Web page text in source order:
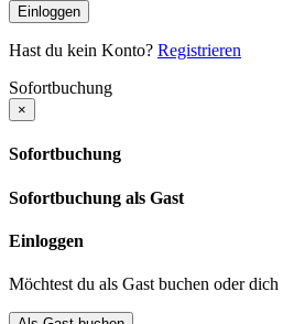
Einloggen
Hast du kein Konto? Registrieren
Sofortbuchung
×
Sofortbuchung
Sofortbuchung als Gast
Einloggen
Möchtest du als Gast buchen oder